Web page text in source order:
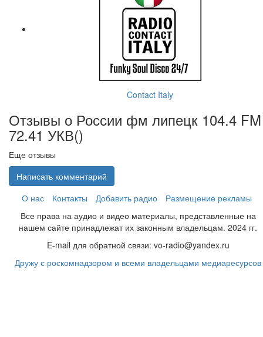
Contact Italy
Отзывы о России фм липецк 104.4 FM
72.41 УКВ()
Еще отзывы
Написать комментарий
О нас
Контакты Добавить радио
Размещение рекламы
Все права на аудио и видео материалы, представленные на
нашем сайте принадлежат их законным владельцам. 2024 гг.
E-mail для обратной связи: vo-radio@yandex.ru
Дружу с роскомнадзором и всеми владельцами медиаресурсов